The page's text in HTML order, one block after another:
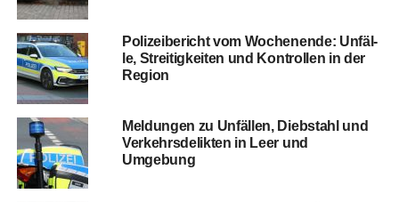
Poli­zei­be­richt vom Wochen­en­de: Unfäl­
le, Strei­tig­kei­ten und Kon­trol­len in der
Region
Mel­dun­gen zu Unfäl­len, Dieb­stahl und
Ver­kehrs­de­lik­ten in Leer und
Umgebung